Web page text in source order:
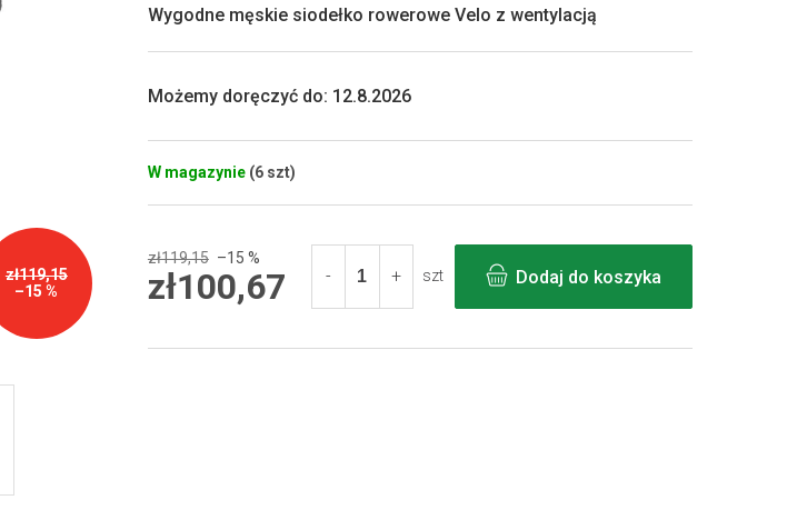
zł119,15
–15 %
W magazynie (6 szt)
Możemy doręczyć do: 12.8.2026
Wygodne męskie siodełko rowerowe Velo z wentylacją
0,0
5
zł119,15 –15 %
zł100,67 szt Dodaj do koszyka